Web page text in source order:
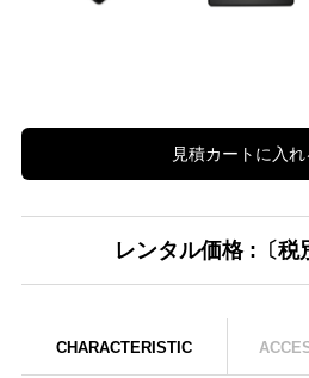
見積カートに入れ
レンタル価格 :〔税
CHARACTERISTIC